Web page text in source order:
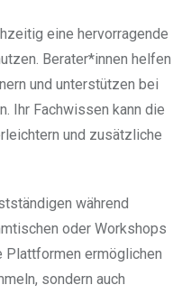
eine hervorragende
Berater*innen helfen
und unterstützen bei
Ihr Fachwissen kann die
und zusätzliche
während
oder Workshops
Plattformen ermöglichen
sondern auch